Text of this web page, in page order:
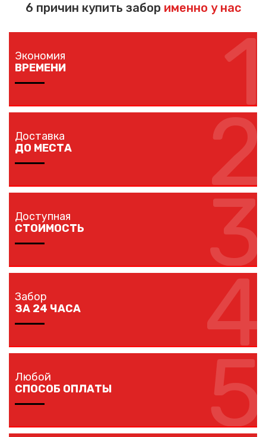
6 причин купить забор именно у нас
1
Экономия
ВРЕМЕНИ
зависимости от длины забора, способа монтажа и
наличия ворот и калиток.
2
Доставка
ДО МЕСТА
Мы доставляем комплектующие забора на любой
объект в вашем городе в кратчайшие сроки
собственным транспортом.
3
Доступная
СТОИМОСТЬ
решений по конкурентной цене.
4
Забор
ЗА 24 ЧАСА
протяженностью до 40 метров за один рабочий день.5
Любой
СПОСОБ ОПЛАТЫ